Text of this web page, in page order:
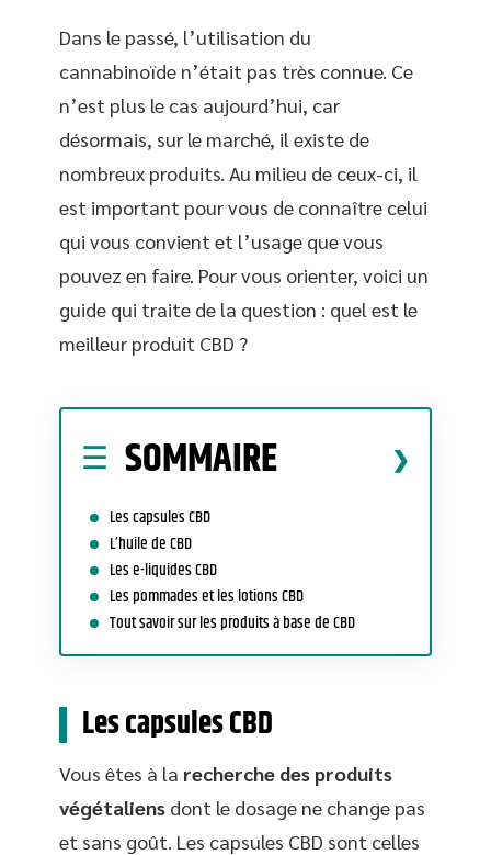
Dans le passé, l’utilisation du
cannabinoïde n’était pas très connue. Ce
n’est plus le cas aujourd’hui, car
désormais, sur le marché, il existe de
nombreux produits. Au milieu de ceux-ci, il
est important pour vous de connaître celui
qui vous convient et l’usage que vous
pouvez en faire. Pour vous orienter, voici un
guide qui traite de la question : quel est le
meilleur produit CBD ?
SOMMAIRE
Les capsules CBD
L’huile de CBD
Les e-liquides CBD
Les pommades et les lotions CBD
Tout savoir sur les produits à base de CBD
Les capsules CBD
Vous êtes à la recherche des produits
végétaliens dont le dosage ne change pas
et sans goût. Les capsules CBD sont celles